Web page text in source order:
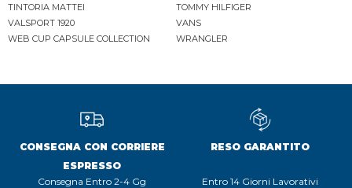
TINTORIA MATTEI
TOMMY HILFIGER
VALSPORT 1920
VANS
WEB CUP CAPSULE COLLECTION
WRANGLER
CONSEGNA CON CORRIERE
ESPRESSO
Consegna Entro 2-4 Gg
RESO GARANTITO
Entro 14 Giorni Lavorativi